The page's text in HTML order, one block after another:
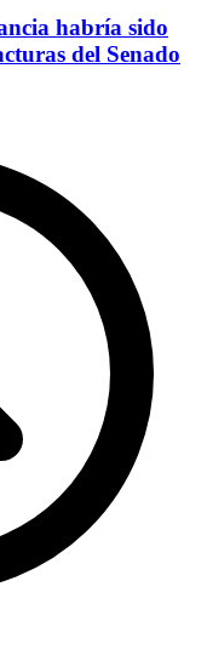
habría sido
del Senado